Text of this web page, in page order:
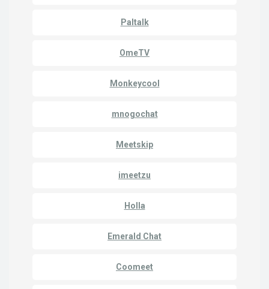
Paltalk
OmeTV
Monkeycool
mnogochat
Meetskip
imeetzu
Holla
Emerald Chat
Coomeet